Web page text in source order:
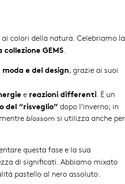
colori della natura. Celebriamo la
GEMS.
e del design, grazie ai suoi
e reazioni differenti. È un
del “risveglio” dopo l’inverno; in
blossom si utilizza anche per
questa fase e la sua
di significati. Abbiamo mixato
pastello al nero assoluto.